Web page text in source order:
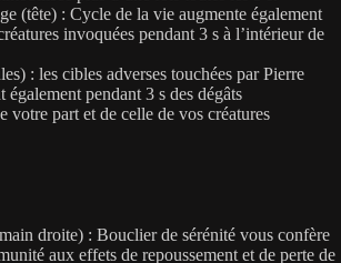
(tête) : Cycle de la vie augmente également
invoquées pendant 3 s à l’intérieur de
: les cibles adverses touchées par Pierre
également pendant 3 s des dégâts
votre part et de celle de vos créatures
droite) : Bouclier de sérénité vous confère
aux effets de repoussement et de perte de